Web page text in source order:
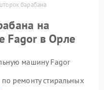
барабана
на
Fagor в Орле
машину Fagor
ремонту стиральных